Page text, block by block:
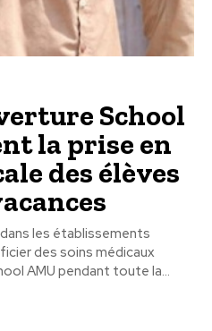
School
la prise en
des élèves
les établissements
des soins médicaux
AMU pendant toute la...